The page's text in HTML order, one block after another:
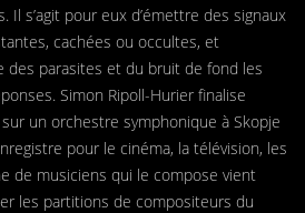
Il s’agit pour eux d’émettre des signaux
cachées ou occultes, et
des parasites et du bruit de fond les
Simon Ripoll-Hurier finalise
un orchestre symphonique à Skopje
pour le cinéma, la télévision, les
de musiciens qui le compose vient
les partitions de compositeurs du